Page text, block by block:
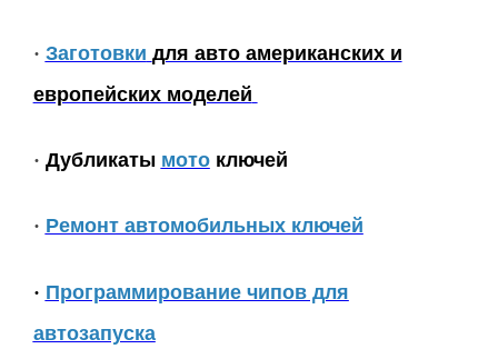
· Заготовки для авто американских и
европейских моделей
· Дубликаты мотоключей
· Ремонт автомобильных ключей
· Программирование чипов для
автозапуска